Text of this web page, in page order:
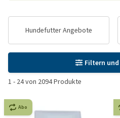
Hundefutter Angebote
Filtern
1 - 24von 2094Produkte
Abo